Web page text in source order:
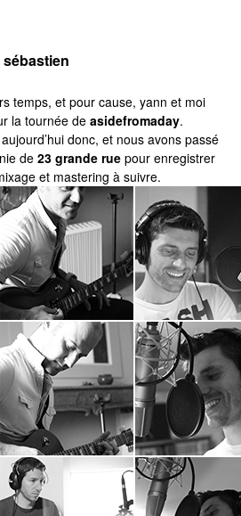
sébastien
temps, et pour cause, yann et moi
la tournée de asidefromaday.
donc, et nous avons passé
de 23 grande rue pour enregistrer
et mastering à suivre.